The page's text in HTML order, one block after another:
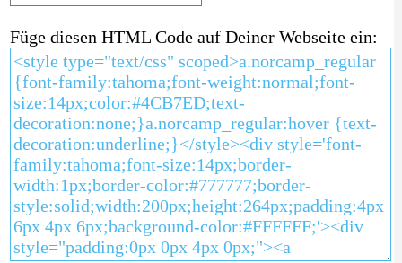
Füge diesen HTML Code auf Deiner Webseite ein: